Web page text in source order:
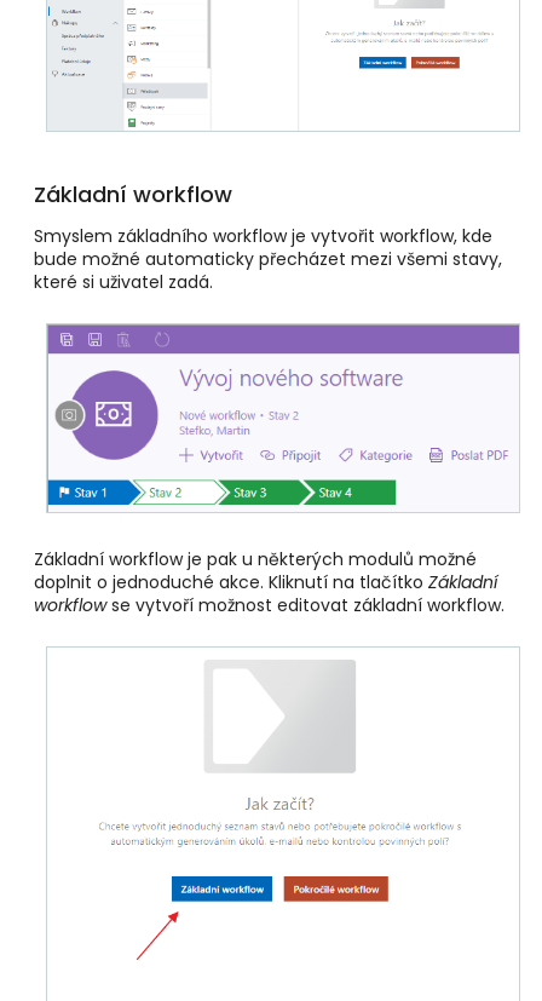
Základní workflow
Smyslem základního workflow je vytvořit workflow, kde
bude možné automaticky přecházet mezi všemi stavy,
které si uživatel zadá.
Základní workflow je pak u některých modulů možné
doplnit o jednoduché akce. Kliknutí na tlačítko Základní
workflowse vytvoří možnost editovat základní workflow.